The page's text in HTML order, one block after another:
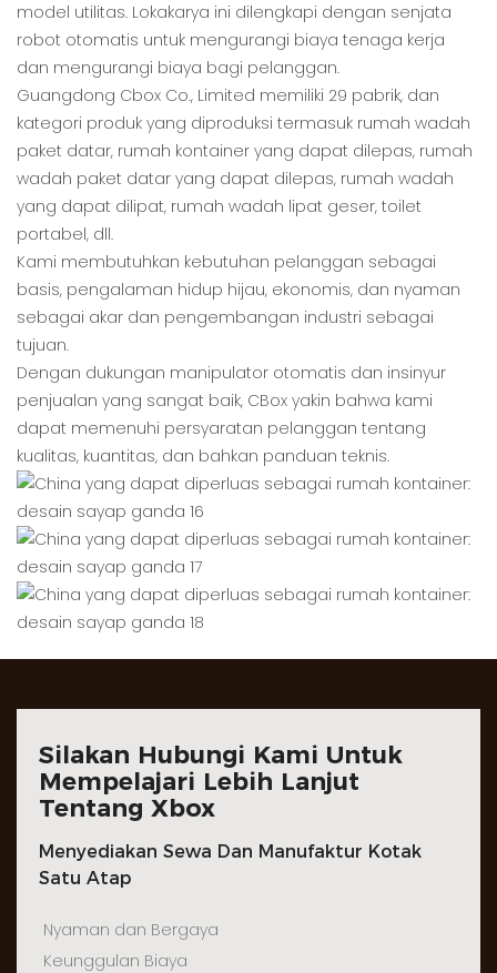
model utilitas. Lokakarya ini dilengkapi dengan senjata
robot otomatis untuk mengurangi biaya tenaga kerja
dan mengurangi biaya bagi pelanggan.
Guangdong Cbox Co., Limited memiliki 29 pabrik, dan
kategori produk yang diproduksi termasuk rumah wadah
paket datar, rumah kontainer yang dapat dilepas, rumah
wadah paket datar yang dapat dilepas, rumah wadah
yang dapat dilipat, rumah wadah lipat geser, toilet
portabel, dll.
Kami membutuhkan kebutuhan pelanggan sebagai
basis, pengalaman hidup hijau, ekonomis, dan nyaman
sebagai akar dan pengembangan industri sebagai
tujuan.
Dengan dukungan manipulator otomatis dan insinyur
penjualan yang sangat baik, CBox yakin bahwa kami
dapat memenuhi persyaratan pelanggan tentang
kualitas, kuantitas, dan bahkan panduan teknis.
Silakan Hubungi Kami Untuk
Mempelajari Lebih Lanjut
Tentang Xbox
Menyediakan Sewa Dan Manufaktur Kotak
Satu Atap
Nyaman dan Bergaya
Keunggulan Biaya